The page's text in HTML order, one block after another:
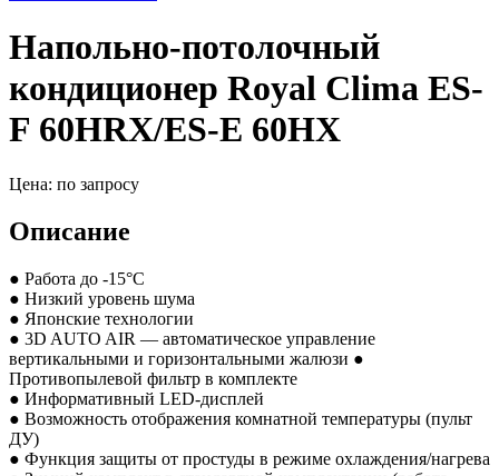
Напольно-потолочный
кондиционер Royal Clima ES-
F 60HRX/ES-E 60HX
Цена: по запросу
Описание
● Работа до -15°С
● Низкий уровень шума
● Японские технологии
● 3D AUTO AIR — автоматическое управление
вертикальными и горизонтальными жалюзи ●
Противопылевой фильтр в комплекте
● Информативный LED-дисплей
● Возможность отображения комнатной температуры (пульт
ДУ)
● Функция защиты от простуды в режиме охлаждения/нагрева